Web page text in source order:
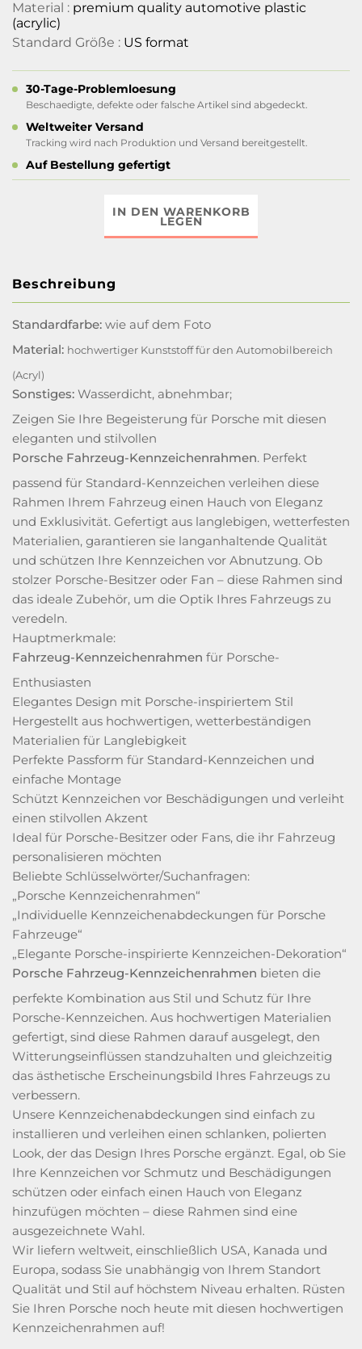
Material : premium quality automotive plastic
(acrylic)
Standard Größe : US format
30-Tage-Problemloesung
Beschaedigte, defekte oder falsche Artikel sind abgedeckt.
Weltweiter Versand
Tracking wird nach Produktion und Versand bereitgestellt.
Auf Bestellung gefertigt
IN DEN WARENKORB
LEGEN
Beschreibung
Standardfarbe: wie auf dem Foto
Material: hochwertiger Kunststoff für den Automobilbereich
(Acryl)
Sonstiges: Wasserdicht, abnehmbar;
Zeigen Sie Ihre Begeisterung für Porsche mit diesen
eleganten und stilvollen
Porsche Fahrzeug-Kennzeichenrahmen. Perfekt
passend für Standard-Kennzeichen verleihen diese
Rahmen Ihrem Fahrzeug einen Hauch von Eleganz
und Exklusivität. Gefertigt aus langlebigen, wetterfesten
Materialien, garantieren sie langanhaltende Qualität
und schützen Ihre Kennzeichen vor Abnutzung. Ob
stolzer Porsche-Besitzer oder Fan – diese Rahmen sind
das ideale Zubehör, um die Optik Ihres Fahrzeugs zu
veredeln.
Hauptmerkmale:
Fahrzeug-Kennzeichenrahmen für Porsche-
Enthusiasten
Elegantes Design mit Porsche-inspiriertem Stil
Hergestellt aus hochwertigen, wetterbeständigen
Materialien für Langlebigkeit
Perfekte Passform für Standard-Kennzeichen und
einfache Montage
Schützt Kennzeichen vor Beschädigungen und verleiht
einen stilvollen Akzent
Ideal für Porsche-Besitzer oder Fans, die ihr Fahrzeug
personalisieren möchten
Beliebte Schlüsselwörter/Suchanfragen:
„Porsche Kennzeichenrahmen“
„Individuelle Kennzeichenabdeckungen für Porsche
Fahrzeuge“
„Elegante Porsche-inspirierte Kennzeichen-Dekoration“
Porsche Fahrzeug-Kennzeichenrahmen bieten die
perfekte Kombination aus Stil und Schutz für Ihre
Porsche-Kennzeichen. Aus hochwertigen Materialien
gefertigt, sind diese Rahmen darauf ausgelegt, den
Witterungseinflüssen standzuhalten und gleichzeitig
das ästhetische Erscheinungsbild Ihres Fahrzeugs zu
verbessern.
Unsere Kennzeichenabdeckungen sind einfach zu
installieren und verleihen einen schlanken, polierten
Look, der das Design Ihres Porsche ergänzt. Egal, ob Sie
Ihre Kennzeichen vor Schmutz und Beschädigungen
schützen oder einfach einen Hauch von Eleganz
hinzufügen möchten – diese Rahmen sind eine
ausgezeichnete Wahl.
Wir liefern weltweit, einschließlich USA, Kanada und
Europa, sodass Sie unabhängig von Ihrem Standort
Qualität und Stil auf höchstem Niveau erhalten. Rüsten
Sie Ihren Porsche noch heute mit diesen hochwertigen
Kennzeichenrahmen auf!